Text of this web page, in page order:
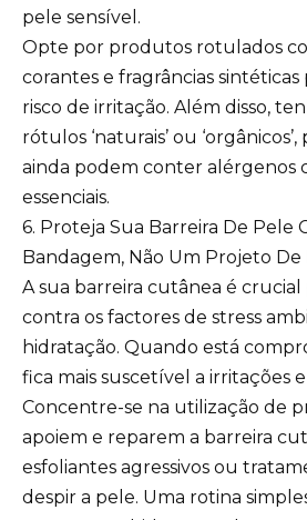
pele sensível.
Opte por produtos rotulados
corantes e fragrâncias sintéticas
risco de irritação. Além disso,
rótulos ‘naturais’ ou
ainda podem conter alérgenos
essenciais.
6. Proteja Sua Barreira De Pele
Bandagem, Não Um Projeto De
A sua barreira cutânea é
contra os factores de stress
hidratação. Quando está
fica mais suscetível a irritações
Concentre-se na utilização de
apoiem e reparem a barreira
esfoliantes agressivos ou
despir a pele. Uma rotina